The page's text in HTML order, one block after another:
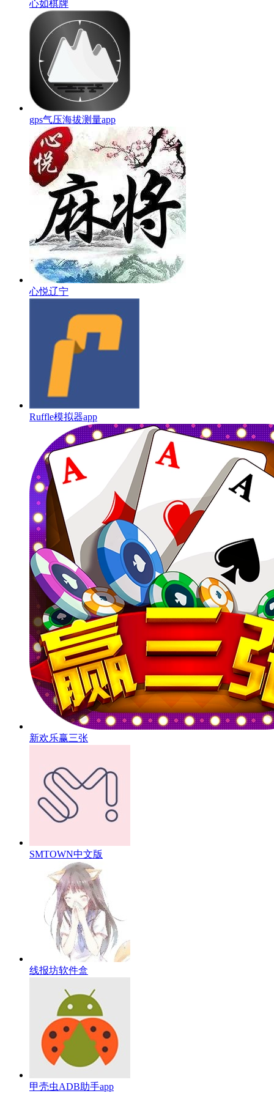
心如棋牌
gps气压海拔测量app
心悦辽宁
Ruffle模拟器app
新欢乐赢三张
SMTOWN中文版
线报坊软件盒
甲壳虫ADB助手app